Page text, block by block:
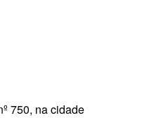
750, na cidade